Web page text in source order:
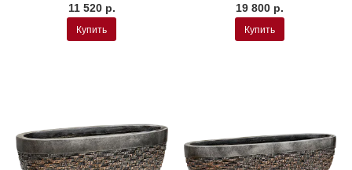
11 520 р.
Купить
19 800 р.
Купить